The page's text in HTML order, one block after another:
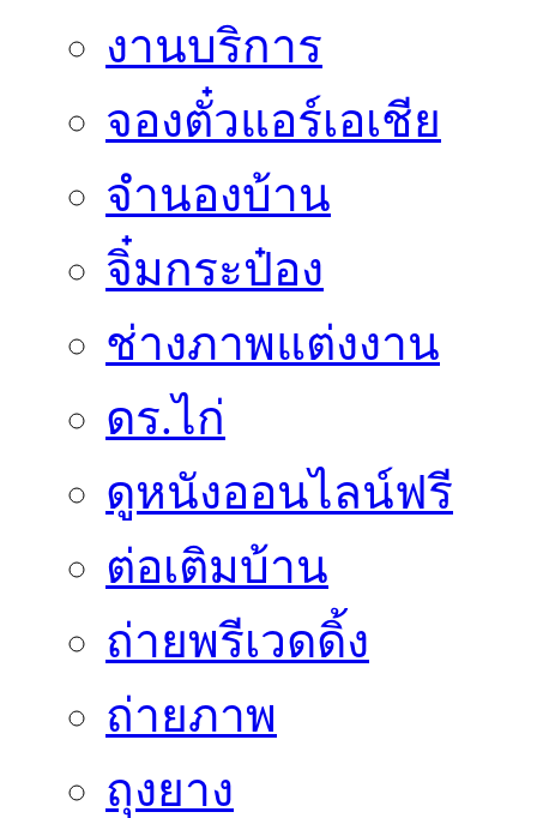
งานบริการ
จองตั๋วแอร์เอเชีย
จำนองบ้าน
จิ๋มกระป๋อง
ช่างภาพแต่งงาน
ดร.ไก่
ดูหนังออนไลน์ฟรี
ต่อเติมบ้าน
ถ่ายพรีเวดดิ้ง
ถ่ายภาพ
ถุงยาง